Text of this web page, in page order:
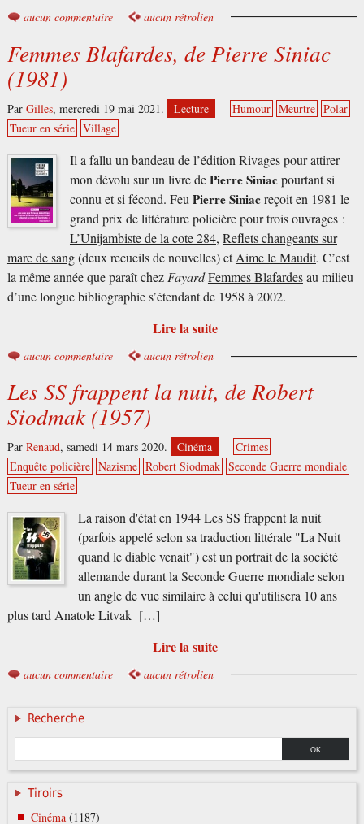
aucun commentaire aucun rétrolien
Femmes Blafardes, de Pierre Siniac
(1981)
Par Gilles, mercredi 19 mai 2021. Lecture Humour Meurtre Polar
Tueur en série Village
Il a fallu un bandeau de l’édition Rivages pour attirer
mon dévolu sur un livre dePierre Siniacpourtant si
connu et si fécond. FeuPierre Siniacreçoit en 1981 le
grand prix de littérature policière pour trois ouvrages :
L’Unijambiste de la cote 284, Reflets changeants sur
mare de sang(deux recueils de nouvelles) etAime le Maudit. C’est
la même année que paraît chez FayardFemmes Blafardesau milieu
d’une longue bibliographie s’étendant de 1958 à 2002.
Lire la suite
aucun commentaire aucun rétrolien
Les SS frappent la nuit, de Robert
Siodmak (1957)
Par Renaud, samedi 14 mars 2020. Cinéma
Crimes
Enquête policière Nazisme Robert Siodmak Seconde Guerre mondiale
Tueur en série
La raison d'état en 1944 Les SS frappent la nuit
(parfois appelé selon sa traduction littérale "La Nuit
quand le diable venait") est un portrait de la société
allemande durant la Seconde Guerre mondiale selon
un angle de vue similaire à celui qu'utilisera 10 ans
plus tard Anatole Litvak […]
Lire la suite
aucun commentaire aucun rétrolien
Recherche
Tiroirs
Cinéma (1187)